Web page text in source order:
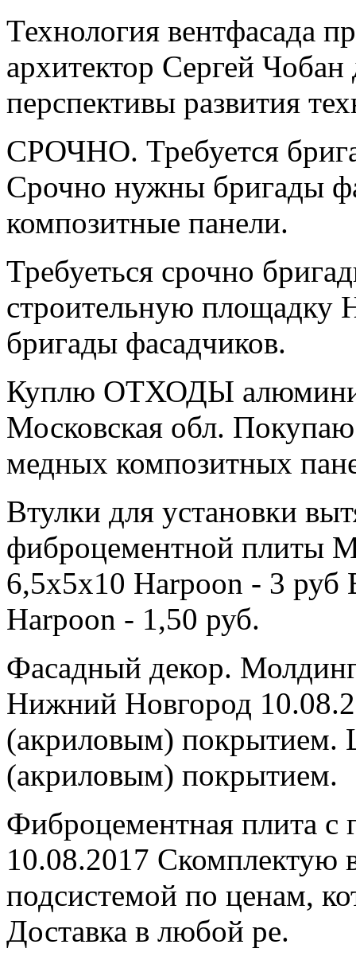
Технология вентфасада
архитектор Сергей
перспективы развития
СРОЧНО. Требуется
Срочно нужны бригады
композитные панели.
Требуеться срочно
строительную площадку
бригады фасадчиков.
Куплю ОТХОДЫ
Московская обл.
медных композитных
Втулки для установки
фиброцементной плиты
6,5х5х10 Harpoon - 3 руб
Harpoon - 1,50 руб.
Фасадный декор.
Нижний Новгород
(акриловым) покрытием.
(акриловым) покрытием.
Фиброцементная плита с
10.08.2017 Скомплектую
подсистемой по ценам,
Доставка в любой ре.